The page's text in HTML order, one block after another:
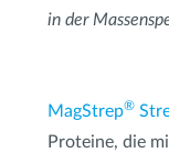
in der
MagStrep®
Proteine, die